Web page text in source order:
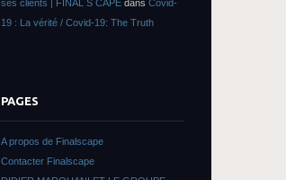
ses clients | FINAL S CAPE dans Covid-
19 : La vérité / Covid-19: The Truth
PAGES
A propos de Finalscape
Contacter Finalscape